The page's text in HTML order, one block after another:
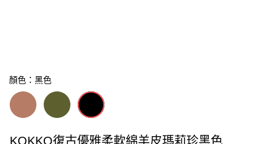
顏色：黑色
KOKKO復古優雅柔軟綿羊皮瑪莉珍黑色